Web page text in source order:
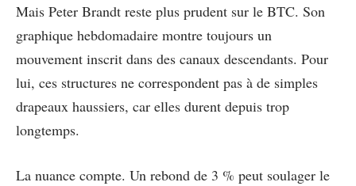
Mais Peter Brandt reste plus prudent sur le BTC. Son
graphique hebdomadaire montre toujours un
mouvement inscrit dans des canaux descendants. Pour
lui, ces structures ne correspondent pas à de simples
drapeaux haussiers, car elles durent depuis trop
longtemps.
La nuance compte. Un rebond de 3 % peut soulager le